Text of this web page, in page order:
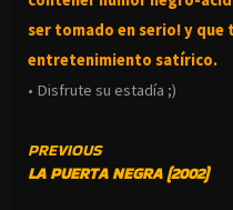
ser tomado en serio! y que
entretenimiento satírico.
• Disfrute su estadía ;)
CONTINUE
READING
PREVIOUS
LA PUERTA NEGRA (2002)